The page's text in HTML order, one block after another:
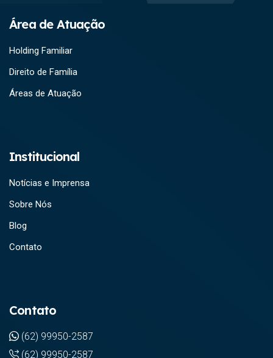
Área de Atuação
Holding Familiar
Direito de Família
Áreas de Atuação
Institucional
Notícias e Imprensa
Sobre Nós
Blog
Contato
Contato
(62) 99950-2587
(62) 99950-2587